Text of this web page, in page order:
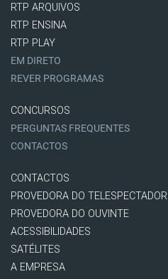
RTP ARQUIVOS
RTP ENSINA
RTP PLAY
EM DIRETO
REVER PROGRAMAS
CONCURSOS
PERGUNTAS FREQUENTES
CONTACTOS
CONTACTOS
PROVEDORA DO TELESPECTADOR
PROVEDORA DO OUVINTE
ACESSIBILIDADES
SATÉLITES
A EMPRESA